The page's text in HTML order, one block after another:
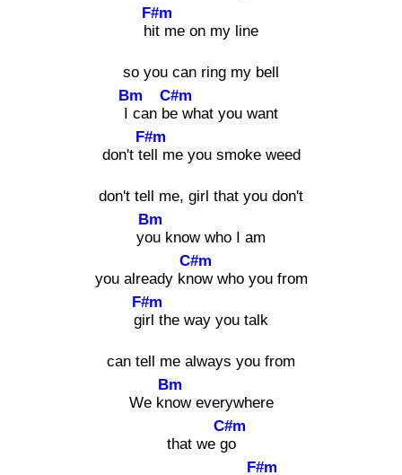
hit
F#m
me on my line
so you can ring my bell
I c
Bm
an be
C#m
what you want
don't tell
F#m
me you smoke weed
don't tell me, girl that you don't
you
Bm
know who I am
you already kno
C#m
w who you from
girl
F#m
the way you talk
can tell me always you from
We kno
Bm
w everywhere
that we go
C#m
F#m